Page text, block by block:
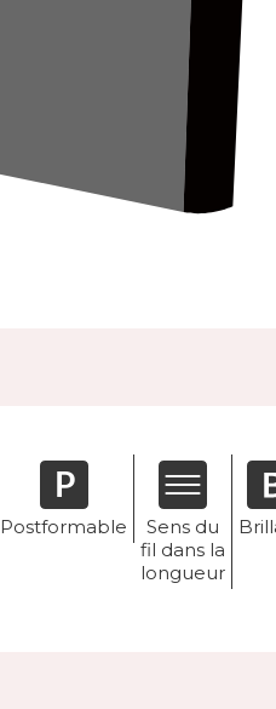
Postformable
Sens du
fil dans la
longueur